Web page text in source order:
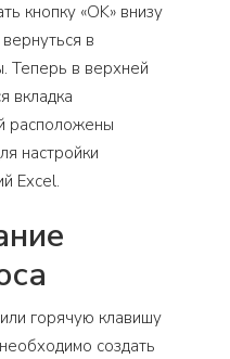
кнопку «OK» внизу
в
Теперь в верхней
вкладка
расположены
настройки
Excel.
горячую клавишу
создать